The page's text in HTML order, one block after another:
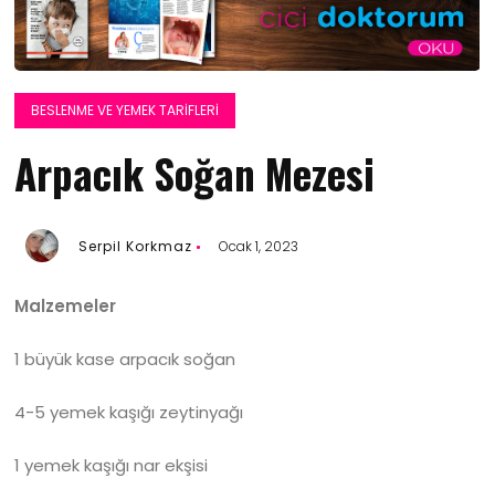
BESLENME VE YEMEK TARIFLERI
Arpacık Soğan Mezesi
Serpil Korkmaz Ocak 1, 2023
Malzemeler
1 büyük kase arpacık soğan
4-5 yemek kaşığı zeytinyağı
1 yemek kaşığı nar ekşisi